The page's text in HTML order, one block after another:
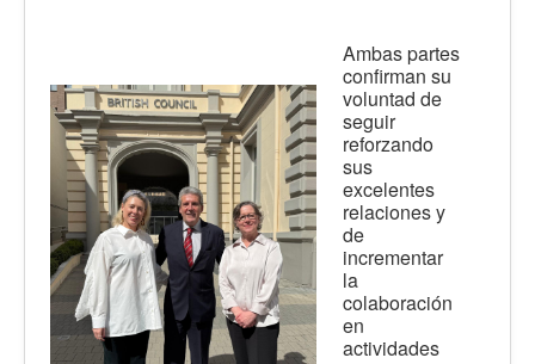
Ambas partes
confirman su
voluntad de
seguir
reforzando
sus
excelentes
relaciones y
de
incrementar
la
colaboración
en
actividades